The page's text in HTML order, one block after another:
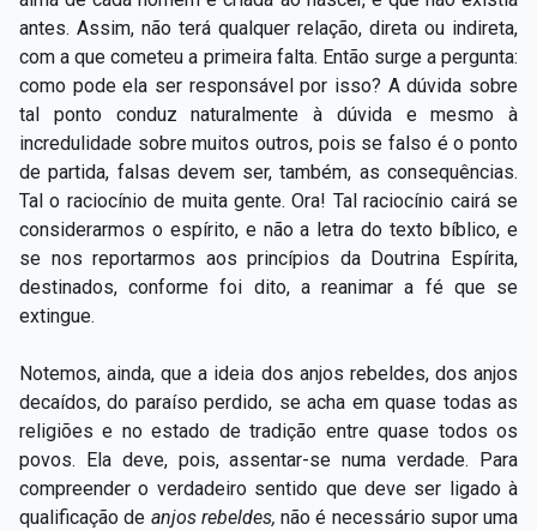
antes. Assim, não terá qualquer relação, direta ou indireta,
com a que cometeu a primeira falta. Então surge a pergunta:
como pode ela ser responsável por isso? A dúvida sobre
tal ponto conduz naturalmente à dúvida e mesmo à
incredulidade sobre muitos outros, pois se falso é o ponto
de partida, falsas devem ser, também, as consequências.
Tal o raciocínio de muita gente. Ora! Tal raciocínio cairá se
considerarmos o espírito, e não a letra do texto bíblico, e
se nos reportarmos aos princípios da Doutrina Espírita,
destinados, conforme foi dito, a reanimar a fé que se
extingue.
Notemos, ainda, que a ideia dos anjos rebeldes, dos anjos
decaídos, do paraíso perdido, se acha em quase todas as
religiões e no estado de tradição entre quase todos os
povos. Ela deve, pois, assentar-se numa verdade. Para
compreender o verdadeiro sentido que deve ser ligado à
qualificação de anjos rebeldes, não é necessário supor uma